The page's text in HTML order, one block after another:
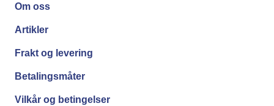
Om oss
Artikler
Frakt og levering
Betalingsmåter
Vilkår og betingelser